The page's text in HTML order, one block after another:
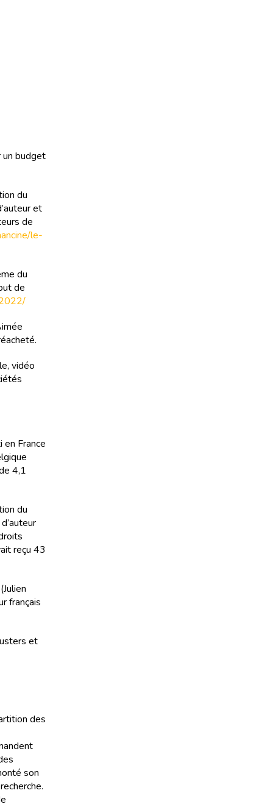
un budget
du
et
de
le-
du
de
vidéo
France
4,1
du
reçu 43
français
et
des
son